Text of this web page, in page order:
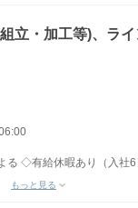
立・加工等)、ラ
◇有給休暇あり（入社6
もっと見る